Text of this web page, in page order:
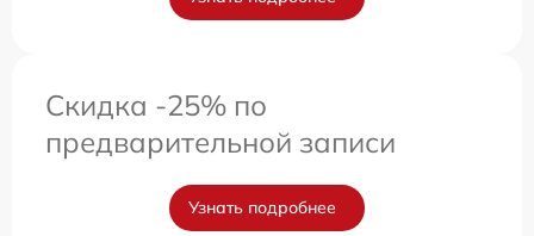
Скидка -25% по
предварительной записи
Узнать подробнее